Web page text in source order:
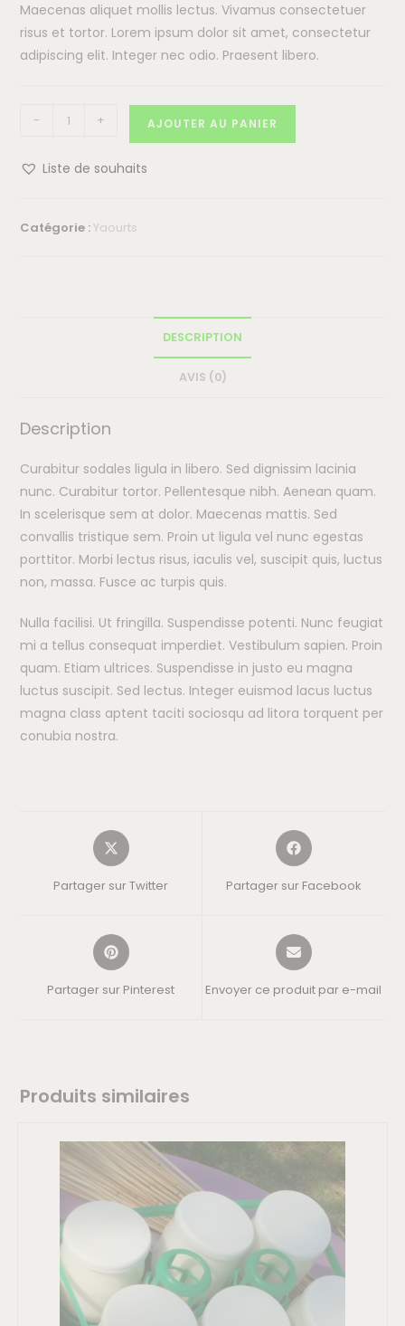
Maecenas aliquet mollis lectus. Vivamus consectetuer
risus et tortor. Lorem ipsum dolor sit amet, consectetur
adipiscing elit. Integer nec odio. Praesent libero.
- + AJOUTER AU PANIER
Liste de souhaits
Catégorie :Yaourts
DESCRIPTION
AVIS (0)
Description
Curabitur sodales ligula in libero. Sed dignissim lacinia
nunc. Curabitur tortor. Pellentesque nibh. Aenean quam.
In scelerisque sem at dolor. Maecenas mattis. Sed
convallis tristique sem. Proin ut ligula vel nunc egestas
porttitor. Morbi lectus risus, iaculis vel, suscipit quis, luctus
non, massa. Fusce ac turpis quis.
Nulla facilisi. Ut fringilla. Suspendisse potenti. Nunc feugiat
mi a tellus consequat imperdiet. Vestibulum sapien. Proin
quam. Etiam ultrices. Suspendisse in justo eu magna
luctus suscipit. Sed lectus. Integer euismod lacus luctus
magna class aptent taciti sociosqu ad litora torquent per
conubia nostra.
Partager sur Twitter Partager sur Facebook
Partager sur Pinterest Envoyer ce produit par e-mail
Produits similaires